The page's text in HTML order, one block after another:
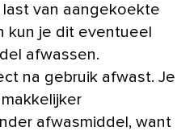
van aangekoekte
kun je dit eventueel
afwassen.
na gebruik afwast. Je
afwasmiddel, want